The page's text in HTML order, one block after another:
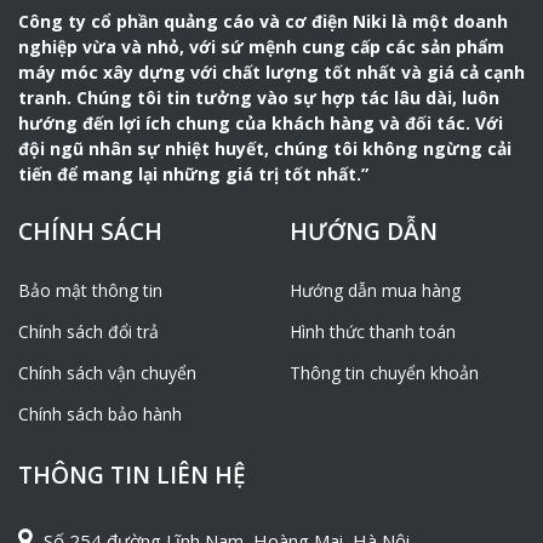
Công ty cổ phần quảng cáo và cơ điện Niki là một doanh
nghiệp vừa và nhỏ, với sứ mệnh cung cấp các sản phẩm
máy móc xây dựng với chất lượng tốt nhất và giá cả cạnh
tranh. Chúng tôi tin tưởng vào sự hợp tác lâu dài, luôn
hướng đến lợi ích chung của khách hàng và đối tác. Với
đội ngũ nhân sự nhiệt huyết, chúng tôi không ngừng cải
tiến để mang lại những giá trị tốt nhất.”
CHÍNH SÁCH
Bảo mật thông tin
Chính sách đổi trả
Chính sách vận chuyển
Chính sách bảo hành
HƯỚNG DẪN
Hướng dẫn mua hàng
Hình thức thanh toán
Thông tin chuyển khoản
THÔNG TIN LIÊN HỆ